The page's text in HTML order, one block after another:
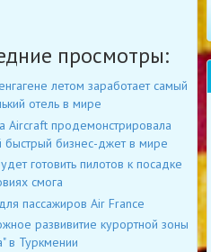
просмотры:
летом заработает самый
отель в мире
Aircraft продемонстрировала
быстрый бизнес-джет в мире
готовить пилотов к посадке
смога
пассажиров Air France
развивитие курортной зоны
в Туркмении